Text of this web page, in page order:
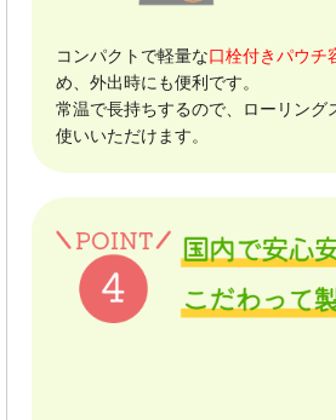
コンパクトで軽量な口栓付きパウチ
め、外出時にも便利です。
常温で長持ちするので、ローリング
使いいただけます。